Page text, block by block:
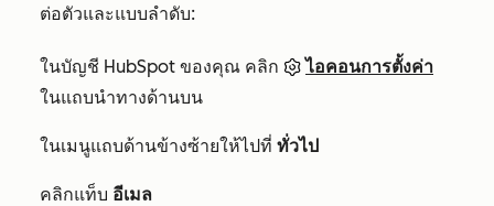
ต่อตัวและแบบลำดับ:
ในบัญชี HubSpot ของคุณ คลิก
ไอคอนการตั้งค่า
ในแถบนำทางด้านบน
ในเมนูแถบด้านข้างซ้ายให้ไปที่ ทั่วไป
คลิกแท็บ อีเมล